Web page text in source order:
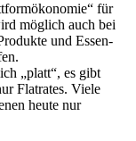
für
möglich auch bei
und Essen-
„platt“, es gibt
Flatrates. Viele
heute nur